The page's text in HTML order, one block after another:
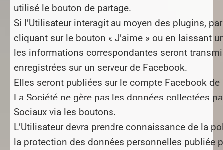
utilisé le bouton de partage.
Si l’Utilisateur interagit au moyen des plugins,
cliquant sur le bouton « J’aime » ou en laissant
les informations correspondantes seront
enregistrées sur un serveur de Facebook.
Elles seront publiées sur le compte Facebook de
La Société ne gère pas les données collectées
Sociaux via les boutons.
L’Utilisateur devra prendre connaissance de la
la protection des données personnelles publiée